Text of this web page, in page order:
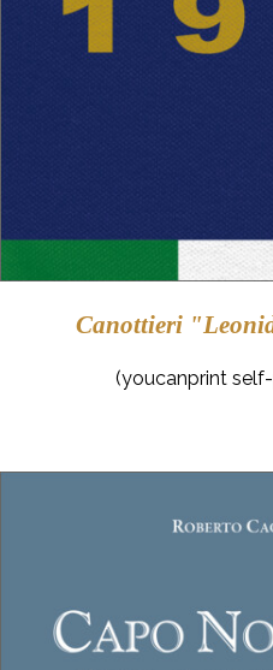
Canottieri
(youcanprint